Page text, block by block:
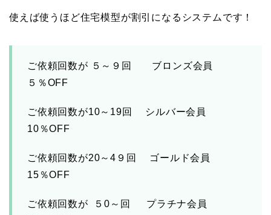
使えば使うほど住宅模型が割引になるシステムです！
ご依頼回数が ５～９回 ブロンズ会員
５％OFF
ご依頼回数が10～19回 シルバー会員
10％OFF
ご依頼回数が20～4９回 ゴールド会員
15％OFF
ご依頼回数が ５0～回 プラチナ会員